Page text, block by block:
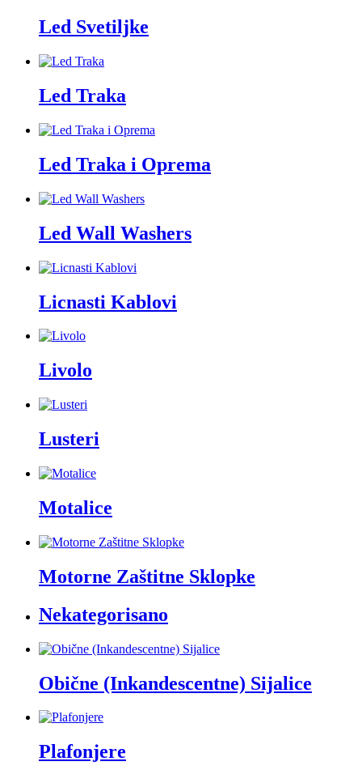
Led Svetiljke
Led Traka
Led Traka i Oprema
Led Wall Washers
Licnasti Kablovi
Livolo
Lusteri
Motalice
Motorne Zaštitne Sklopke
Nekategorisano
Obične (Inkandescentne) Sijalice
Plafonjere